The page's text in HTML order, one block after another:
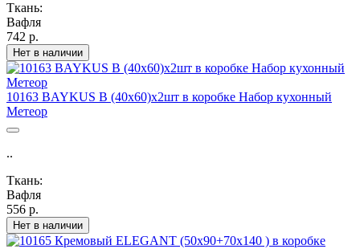
Ткань:
Вафля
742 р.
Нет в наличии
10163 BAYKUS В (40х60)х2шт в коробке Набор кухонный
Метеор
..
Ткань:
Вафля
556 р.
Нет в наличии